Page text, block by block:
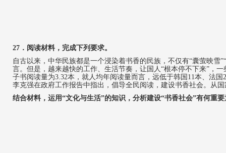
27 ． 阅读材料，完成下列要求。
自古以来，中华民族都是一个浸染着书香的民族，不仅有“囊萤映雪”“
言。但是，越来越快的工作、生活节奏，让国人“根本停不下来” ，
子书阅读量为3.32本，就人均年阅读量而言，远低于韩国 11本、法国
李克强在政府工作报告中指出，倡导全民阅读，建设书香社会。从
结合材料，运用“文化与生活”的知识，分析建设“书香社会”有何重